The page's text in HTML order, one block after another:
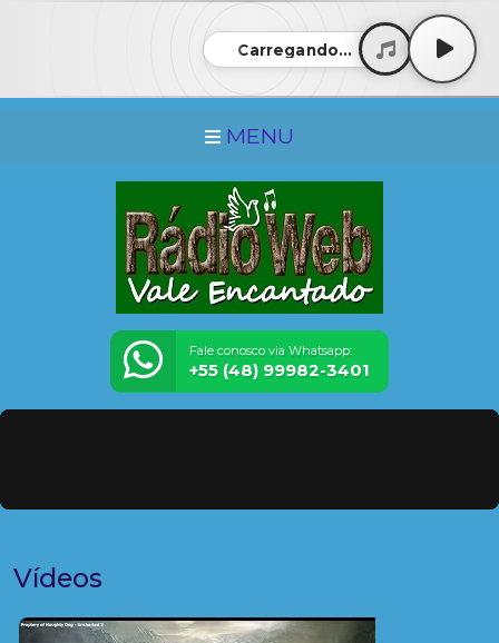
Carregando...
MENU
Fale conosco via Whatsapp:
+55 (48) 99982-3401
Vídeos